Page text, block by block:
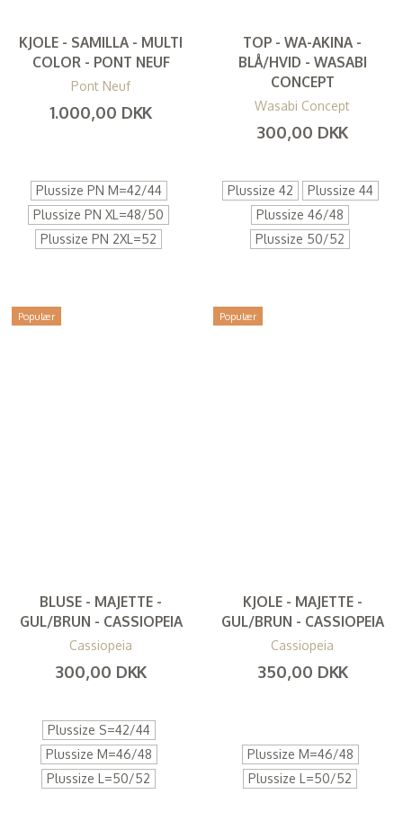
KJOLE - SAMILLA - MULTI
COLOR - PONT NEUF
Pont Neuf
1.000,00 DKK
Plussize PN M=42/44
Plussize PN XL=48/50
Plussize PN 2XL=52
TOP - WA-AKINA -
BLÅ/HVID - WASABI
CONCEPT
Wasabi Concept
300,00 DKK
Plussize 42
Plussize 44
Plussize 46/48
Plussize 50/52
Populær
BLUSE - MAJETTE -
GUL/BRUN - CASSIOPEIA
Cassiopeia
300,00 DKK
Plussize S=42/44
Plussize M=46/48
Plussize L=50/52
Populær
KJOLE - MAJETTE -
GUL/BRUN - CASSIOPEIA
Cassiopeia
350,00 DKK
Plussize M=46/48
Plussize L=50/52